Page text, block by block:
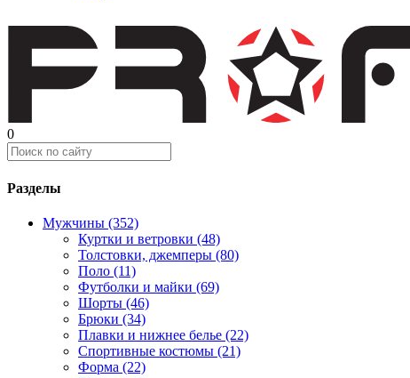
0
Разделы
Мужчины (352)
Куртки и ветровки (48)
Толстовки, джемперы (80)
Поло (11)
Футболки и майки (69)
Шорты (46)
Брюки (34)
Плавки и нижнее белье (22)
Спортивные костюмы (21)
Форма (22)